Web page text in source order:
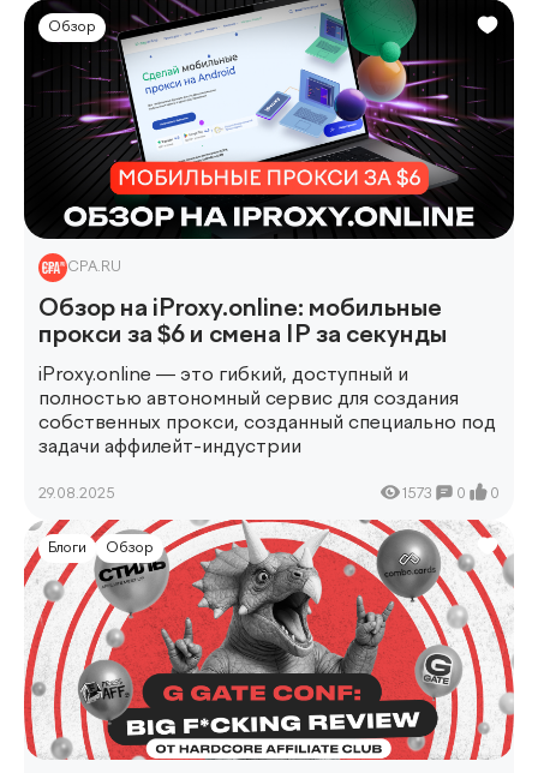
Обзор
CPA.RU
Обзор на iProxy.online: мобильные
прокси за $6 и смена IP за секунды
iProxy.online — это гибкий, доступный и
полностью автономный сервис для создания
собственных прокси, созданный специально под
задачи аффилейт-индустрии
29.08.2025 1573 0 0
Блоги Обзор